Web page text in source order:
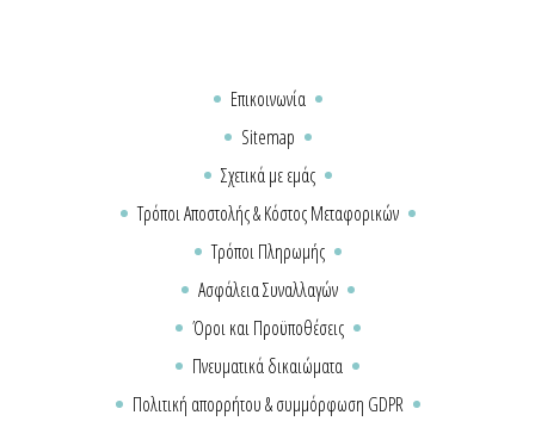
Επικοινωνία
Sitemap
Σχετικά με εμάς
Τρόποι Αποστολής & Κόστος Μεταφορικών
Τρόποι Πληρωμής
Ασφάλεια Συναλλαγών
Όροι και Προϋποθέσεις
Πνευματικά δικαιώματα
Πολιτική απορρήτου & συμμόρφωση GDPR